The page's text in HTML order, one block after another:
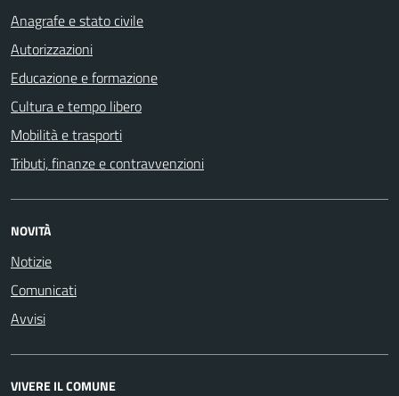
Anagrafe e stato civile
Autorizzazioni
Educazione e formazione
Cultura e tempo libero
Mobilità e trasporti
Tributi, finanze e contravvenzioni
NOVITÀ
Notizie
Comunicati
Avvisi
VIVERE IL COMUNE